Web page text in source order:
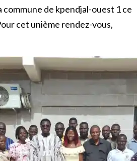
commune de kpendjal-ouest 1 ce
cet unième rendez-vous,